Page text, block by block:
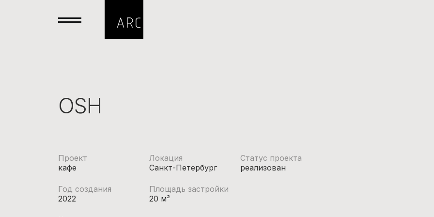
OSH
Проект
кафе
Локация
Санкт-Петербург
Статус проекта
реализован
Год создания
2022
Площадь застройки
20 м²